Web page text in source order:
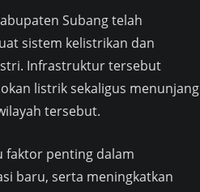
Subang telah
sistem kelistrikan dan
Infrastruktur tersebut
listrik sekaligus menunjang
tersebut.
faktor penting dalam
baru, serta meningkatkan